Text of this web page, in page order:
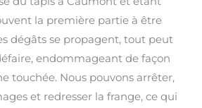
la première partie à être
dégâts se propagent, tout peut
endommageant de façon
touchée. Nous pouvons arrêter,
et redresser la frange, ce qui